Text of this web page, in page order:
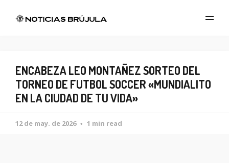
ENCABEZA LEO MONTAÑEZ SORTEO DEL
TORNEO DE FUTBOL SOCCER «MUNDIALITO
EN LA CIUDAD DE TU VIDA»
12 de may. de 2026 1 min read